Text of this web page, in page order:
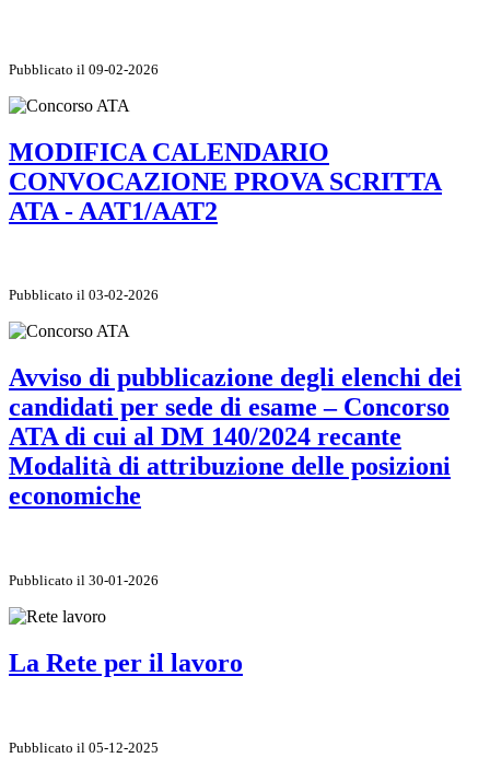
Pubblicato il 09-02-2026
MODIFICA CALENDARIO
CONVOCAZIONE PROVA SCRITTA
ATA - AAT1/AAT2
Pubblicato il 03-02-2026
Avviso di pubblicazione degli elenchi dei
candidati per sede di esame – Concorso
ATA di cui al DM 140/2024 recante
Modalità di attribuzione delle posizioni
economiche
Pubblicato il 30-01-2026
La Rete per il lavoro
Pubblicato il 05-12-2025